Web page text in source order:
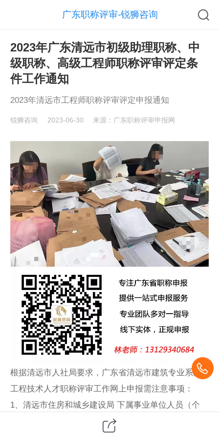
广东职称评审-锐狮咨询
2023年广东清远市初级助理职称、中
级职称、高级工程师职称评审评定条
件工作通知
2023年清远市工程师职称评审评定申报通知
锐狮咨询 2023-06-30 来源：广东职称评审申报网
根据清远市人社局要求，广东省清远市建筑专业系列
工程技术人才职称评审工作网上申报需注意事项：
1、清远市住房和城乡建设局 下属事业单位人员（个
人)网上申报需提交到人事管理单位—市住建局下属事